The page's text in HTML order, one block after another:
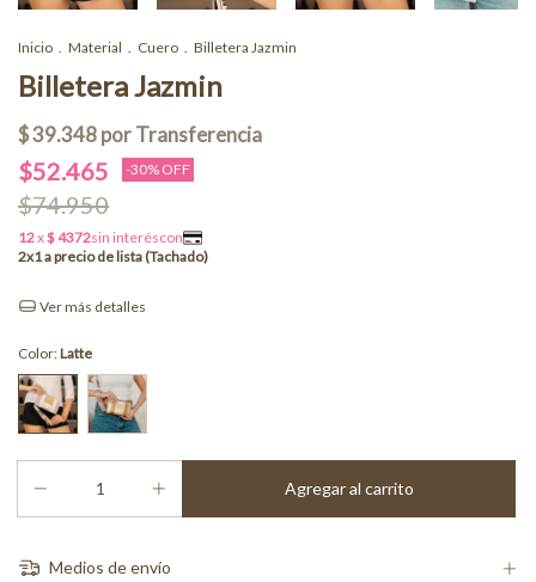
Inicio Material Cuero Billetera Jazmin
Billetera Jazmin
$52.465 -30% OFF
$74.950
Ver más detalles
Color:Latte
Medios de envío